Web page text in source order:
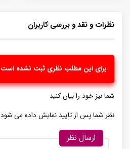
نظرات و نقد و بررسی کاربران
برای این مطلب نظری ثبت نشده است
شما نیز خود را بیان کنید
نظر شما پس از تایید نمایش داده می شود
ارسال نظر